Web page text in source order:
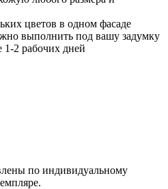
цветов в одном фасаде
выполнить под вашу задумку
1-2 рабочих дней
по индивидуальному